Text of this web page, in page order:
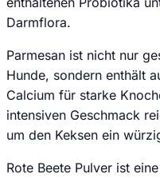
Darmflora.
Parmesan ist nicht nur
Hunde, sondern enthält
Calcium für starke
intensiven Geschmack
um den Keksen ein
Rote Beete Pulver ist